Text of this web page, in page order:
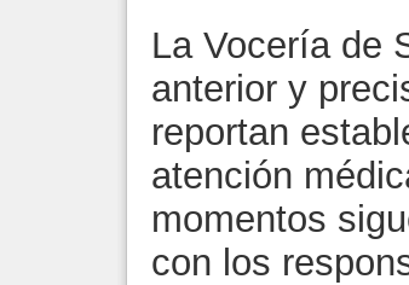
La Vocería de
anterior y
reportan
atención
momentos
con los